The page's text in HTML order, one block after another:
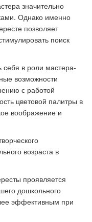
значительно
Однако именно
позволяет
поиск
в роли мастера-
возможности
с работой
цветовой палитры в
воображение и
возраста в
проявляется
дошкольного
эффективным при